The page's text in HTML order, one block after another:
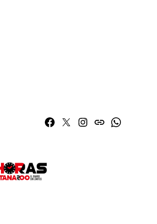
Facebook
TwitterInstagram
issuuWhatsapp